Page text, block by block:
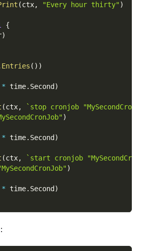
(ctx, "Every hour thirty")
{
)
Entries ( ) )
* time. Second )
(ctx,
`stop cronjob
)
* time. Second )
(ctx,
`start cronjob
)
* time. Second )